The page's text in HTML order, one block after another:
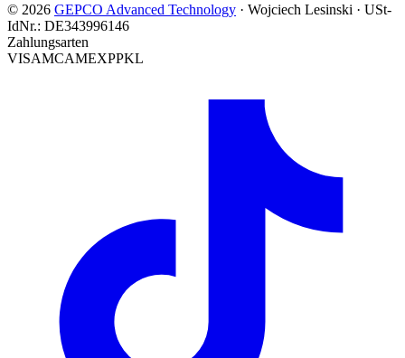
© 2026 GEPCO Advanced Technology · Wojciech Lesinski · USt-
IdNr.: DE343996146
Zahlungsarten
VISAMCAMEXPPKL